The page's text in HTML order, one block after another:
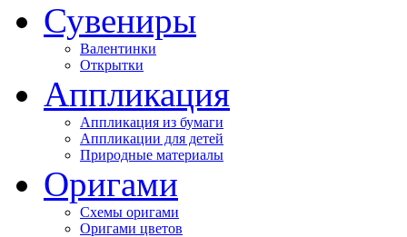
Сувениры
Валентинки
Открытки
Аппликация
Аппликация из бумаги
Аппликации для детей
Природные материалы
Оригами
Схемы оригами
Оригами цветов